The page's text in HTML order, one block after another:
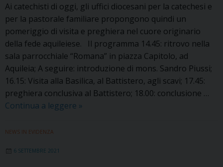
Ai catechisti di oggi, gli uffici diocesani per la catechesi e
per la pastorale familiare propongono quindi un
pomeriggio di visita e preghiera nel cuore originario
della fede aquileiese. Il programma 14.45: ritrovo nella
sala parrocchiale “Romana” in piazza Capitolo, ad
Aquileia; A seguire: introduzione di mons. Sandro Piussi;
16.15: Visita alla Basilica, al Battistero, agli scavi; 17.45:
preghiera conclusiva al Battistero; 18.00: conclusione …
Continua a leggere I»
NEWS IN EVIDENZA
6 SETTEMBRE 2021